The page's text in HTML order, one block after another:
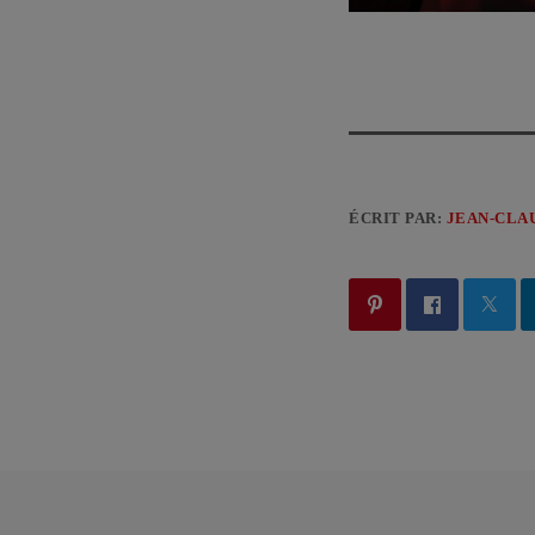
ÉCRIT PAR: JEAN-